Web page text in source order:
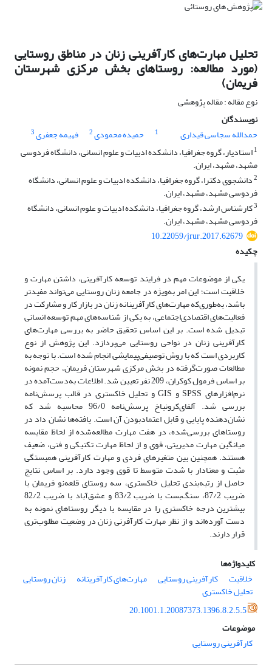
تحلیل مهارت‌های کارآفرینی زنان در مناطق روستایی
(مورد مطالعه: روستاهای بخش مرکزی شهرستان
فریمان)
نوع مقاله : مقاله پژوهشی
نویسندگان
حمدالله سجاسی قیداری
1 حمیده محمودی2 فهیمه جعفری3
1استادیار، گروه جغرافیا، دانشکده ادبیات و علوم انسانی، دانشگاه فردوسی
مشهد، مشهد، ایران.
2دانشجوی دکترا، گروه جغرافیا، دانشکده ادبیات و علوم انسانی، دانشگاه
فردوسی مشهد، مشهد، ایران.
3کارشناس ارشد، گروه جغرافیا، دانشکده ادبیات و علوم انسانی، دانشگاه
فردوسی مشهد، مشهد، ایران.
10.22059/jrur.2017.62679
چکیده
یکی از موضوعات مهم در فرایند توسعه کارآفرینی، داشتن مهارت و
خلاقیت است؛ این امر به‌ویژه در جامعه زنان روستایی می‌تواند مفیدتر
باشد، به‌طوری‌که مهارت‌های کارآفرینانه زنان در بازار کار و مشارکت در
فعالیت‌های اقتصادی‌اجتماعی، به یکی از شناسه‌های مهم توسعه انسانی
تبدیل شده است. بر این اساس تحقیق حاضر به بررسی مهارت‌های
کارآفرینی زنان در نواحی روستایی می‌پردازد. این پژوهش از نوع
کاربردی است که با روش توصیفی‌پیمایشی انجام شده است. با توجه به
مطالعات صورت‌گرفته در بخش مرکزی شهرستان فریمان، حجم نمونه
بر اساس فرمول کوکران، 209 نفر تعیین شد. اطلاعات به‌دست‌آمده در
نرم‌افزارهای SPSS و GIS و تحلیل خاکستری در قالب پرسش‌نامه
بررسی شد. آلفای‌کرونباخ پرسش‌نامه 96/0 محاسبه شد که
نشان‌دهنده پایایی و قابل اعتماد‌بودن آن است. یافته‌ها نشان داد در
روستاهای بررسی‌شده، در هفت مهارت مطالعه‌شده از لحاظ مقایسه
میانگین مهارت مدیریتی، قوی و از لحاظ مهارت تکنیکی و فنی، ضعیف
هستند. همچنین بین متغیرهای فردی و مهارت کارآفرینی همبستگی
مثبت و معنادار با شدت متوسط تا قوی وجود دارد. بر اساس نتایج
حاصل از رتبه‌بندی تحلیل خاکستری، سه روستای قلعه‌نو فریمان با
ضریب 87/2، سنگ‌بست با ضریب 83/2 و عشق‌آباد با ضریب 82/2
بیشترین درجه خاکستری را در مقایسه با دیگر روستاهای نمونه به
دست آورده‌اند و از نظر مهارت کارآفرنی زنان در وضعیت مطلوب‌تری
قرار دارند.
کلیدواژه‌ها
خلاقیت
کارآفرینی روستایی مهارت‌های کارآفرینانه زنان روستایی
تحلیل خاکستری
20.1001.1.20087373.1396.8.2.5.5
موضوعات
کارآفرینی روستایی